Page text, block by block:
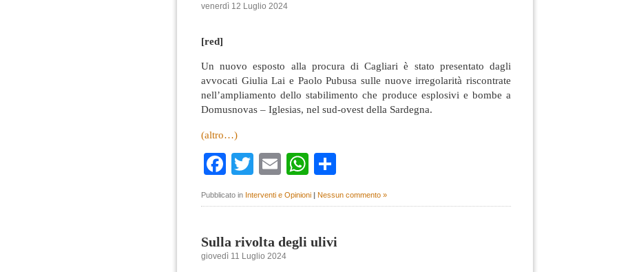
venerdì 12 Luglio 2024
[red]
Un nuovo esposto alla procura di Cagliari è stato presentato dagli
avvocati Giulia Lai e Paolo Pubusa sulle nuove irregolarità riscontrate
nell’ampliamento dello stabilimento che produce esplosivi e bombe a
Domusnovas – Iglesias, nel sud-ovest della Sardegna.
(altro…)
Facebook
TwitterEmailWhatsApp
Pubblicato in Interventi e Opinioni | Nessun commento »
Sulla rivolta degli ulivi
giovedì 11 Luglio 2024